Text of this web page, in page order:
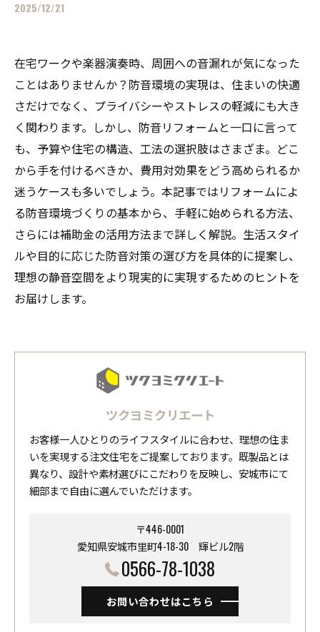
2025/12/21
在宅ワークや楽器演奏時、周囲への音漏れが気になった
ことはありませんか？防音環境の実現は、住まいの快適
さだけでなく、プライバシーやストレスの軽減にも大き
く関わります。しかし、防音リフォームと一口に言って
も、予算や住宅の構造、工法の選択肢はさまざま。どこ
から手を付けるべきか、費用対効果をどう高められるか
迷うケースも多いでしょう。本記事ではリフォームによ
る防音環境づくりの基本から、手軽に始められる方法、
さらには補助金の活用方法まで詳しく解説。生活スタイ
ルや目的に応じた防音対策の選び方を具体的に提案し、
理想の静音空間をより現実的に実現するためのヒントを
お届けします。
ツクヨミクリエート
お客様一人ひとりのライフスタイルに合わせ、理想の住ま
いを実現する注文住宅をご提案しております。既製品とは
異なり、設計や素材選びにこだわりを反映し、安城市にて
細部まで自由に選んでいただけます。
〒446-0001
愛知県安城市里町4-18-30 ​​​​​​​輝ビル2階
0566-78-1038
お問い合わせはこちら